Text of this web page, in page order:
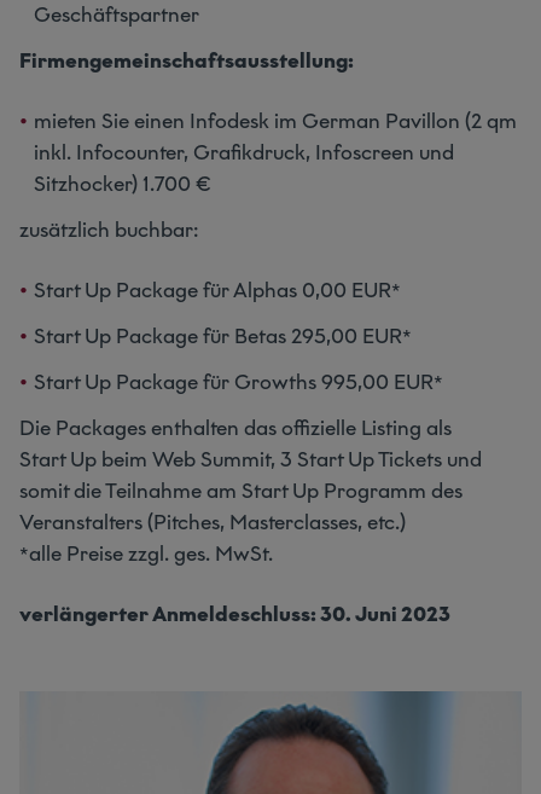
Geschäftspartner
Firmengemeinschaftsausstellung:
mieten Sie einen Infodesk im German Pavillon (2 qm
inkl. Infocounter, Grafikdruck, Infoscreen und
Sitzhocker) 1.700 €
zusätzlich buchbar:
Start Up Package für Alphas 0,00 EUR*
Start Up Package für Betas 295,00 EUR*
Start Up Package für Growths 995,00 EUR*
Die Packages enthalten das offizielle Listing als
Start Up beim Web Summit, 3 Start Up Tickets und
somit die Teilnahme am Start Up Programm des
Veranstalters (Pitches, Masterclasses, etc.)
*alle Preise zzgl. ges. MwSt.
verlängerter Anmeldeschluss: 30. Juni 2023